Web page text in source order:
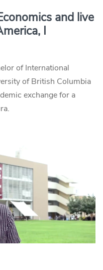
and live
I
of International
of British Columbia
exchange for a